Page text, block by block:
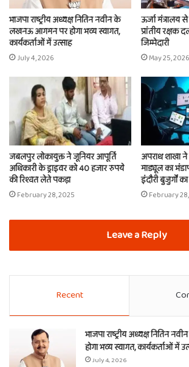
भाजपा राष्ट्रीय अध्यक्ष नितिन नवीन के
लखनऊ आगमन पर होगा भव्य स्वागत,
कार्यकर्ताओं में उत्साह
July 4, 2026
ऊर्जा
प्रांतीय रक्षक
जिम्मेदारी
May 25, 2026
जबलपुर लोकायुक्त ने जूनियर आपूर्ति
अधिकारी के ड्राइवर को 40 हजार रुपये
की रिश्वत लेते पकड़ा
February 28, 2025
अपराध शाखा
माड्यूल का
इंदौरी बुजुर्गों
February
Leave a Reply
Recent
भाजपा राष्ट्रीय अध्यक्ष नितिन
होगा भव्य स्वागत, कार्यकर्ताओं में
July 4, 2026